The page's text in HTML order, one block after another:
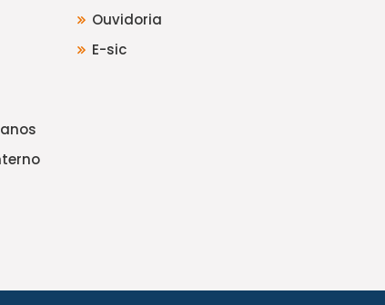
Ouvidoria
E-sic